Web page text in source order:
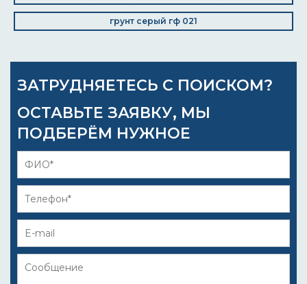
грунт серый гф 021
ЗАТРУДНЯЕТЕСЬ С ПОИСКОМ?
ОСТАВЬТЕ ЗАЯВКУ, МЫ
ПОДБЕРЁМ НУЖНОЕ